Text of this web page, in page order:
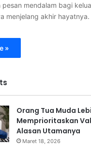
pesan mendalam bagi
menjelang akhir
»
Orang Tua Muda
Memprioritaskan
Alasan Utamanya
Maret 18, 2026